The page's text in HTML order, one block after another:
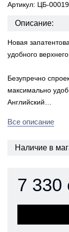
Артикул: ЦБ-
Описание:
Новая
удобного
Безупречно
максимально
Английский…
Все описание
Наличие в
7 330